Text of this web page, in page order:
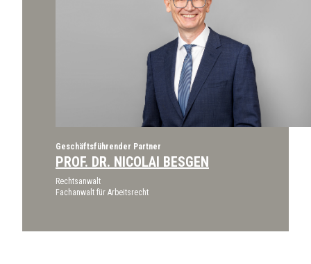
Geschäftsführender Partner
PROF. DR. NICOLAI BESGEN
Rechtsanwalt
Fachanwalt für Arbeitsrecht